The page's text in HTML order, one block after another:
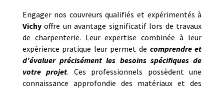
Engager nos couvreurs qualifiés et expérimentés à
Vichyoffre un avantage significatif lors de travaux
de charpenterie. Leur expertise combinée à leur
expérience pratique leur permet de comprendre et
d’évaluer précisément les besoins spécifiques de
votre projet. Ces professionnels possèdent une
connaissance approfondie des matériaux et des